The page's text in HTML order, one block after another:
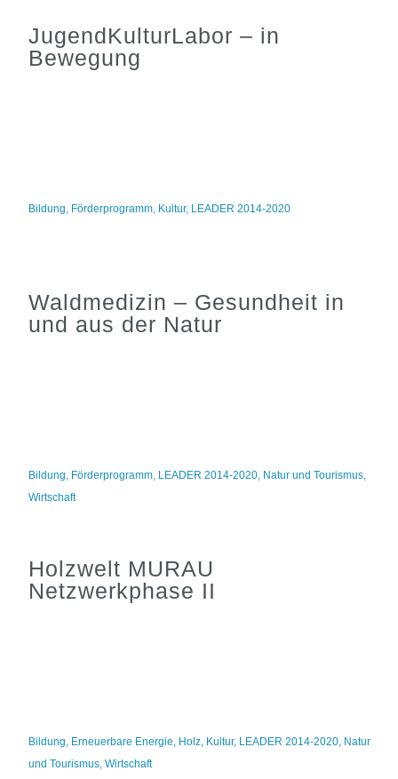
JugendKulturLabor – in
Bewegung
Bildung, Förderprogramm, Kultur, LEADER 2014-2020
Waldmedizin – Gesundheit in
und aus der Natur
Bildung, Förderprogramm, LEADER 2014-2020, Natur und Tourismus,
Wirtschaft
Holzwelt MURAU
Netzwerkphase II
Bildung, Erneuerbare Energie, Holz, Kultur, LEADER 2014-2020, Natur
und Tourismus,Wirtschaft